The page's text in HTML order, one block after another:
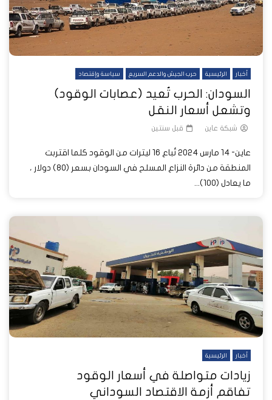
أخبار الرئيسية حرب الجيش والدعم السريع سياسة وإقتصاد
السودان: الحرب تُعيد (عصابات الوقود)
وتشعل أسعار النقل
شبكة عاين قبل سنتين
عاين- 14 مارس 2024 تُباع 16 ليترات من الوقود كلما اقتربت
المنطقة من دائرة النزاع المسلح في السودان بسعر (80) دولار ،
ما يعادل (100)...
أخبار الرئيسية
زيادات متواصلة في أسعار الوقود
تفاقم أزمة الاقتصاد السوداني